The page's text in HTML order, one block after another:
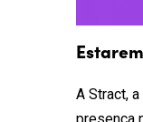
A Stract,